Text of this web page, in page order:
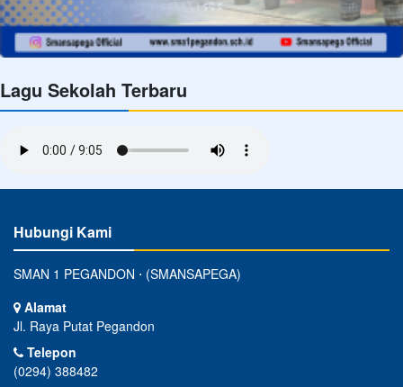
Lagu Sekolah Terbaru
Hubungi Kami
SMAN 1 PEGANDON ⋅ (SMANSAPEGA)
Alamat
Jl. Raya Putat Pegandon
Telepon
(0294) 388482